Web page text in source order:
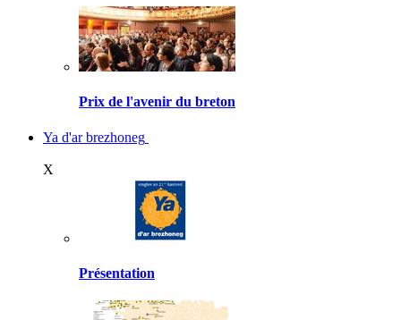
Prix de l'avenir du breton
Ya d'ar brezhoneg
X
Présentation